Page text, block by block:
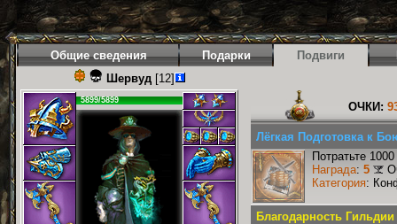
Общие сведения Подарки Подвиги
Шервуд[12]
5899/5899 ОЧКИ:
Лёгкая Подготовка к
Потратьте
Награда: 5
Категория:
Благодарность Гильдии